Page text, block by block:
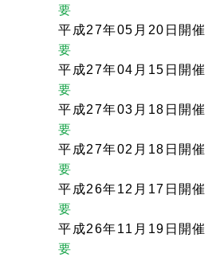
要
平成27年05月20日開催
要
平成27年04月15日開催
要
平成27年03月18日開催
要
平成27年02月18日開催
要
平成26年12月17日開催
要
平成26年11月19日開催
要